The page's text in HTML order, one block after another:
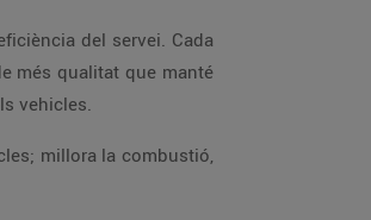
dels vehicles.